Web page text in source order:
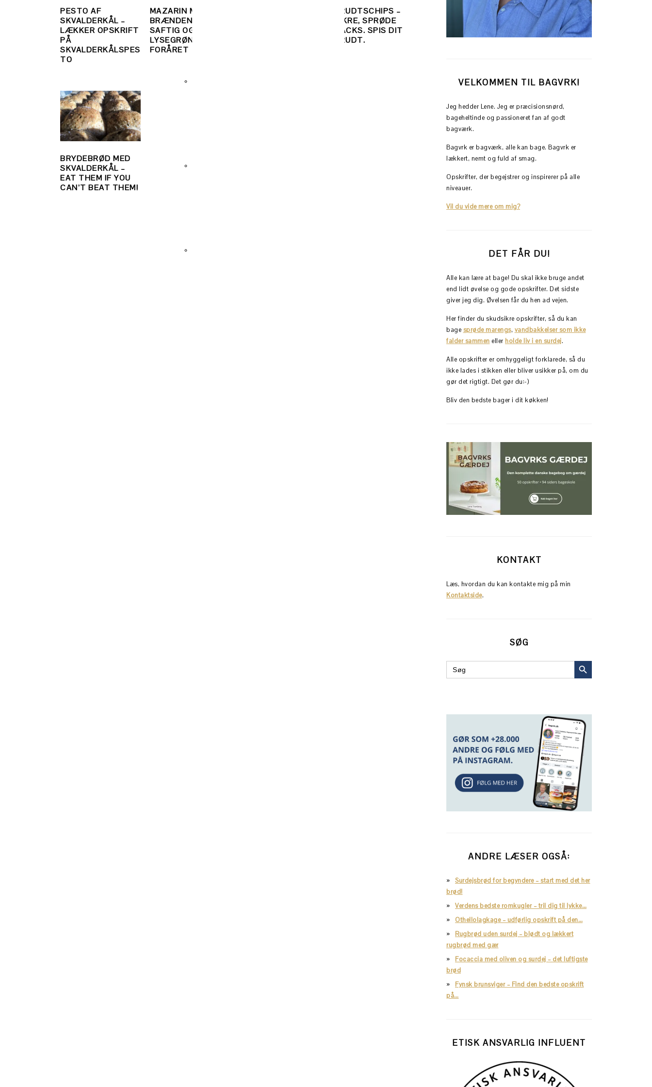
PESTO AF
SKVALDERKÅL –
LÆKKER OPSKRIFT
PÅ
SKVALDERKÅLSPES
TO
MAZARIN MED
BRÆNDENÆLDER –
SAFTIG OG
LYSEGRØN SOM
FORÅRET
UKRUDTSCHIPS –
LÆKRE, SPRØDE
SNACKS. SPIS DIT
UKRUDT.
BRYDEBRØD MED
SKVALDERKÅL –
EAT THEM IF YOU
CAN’T BEAT THEM!
VELKOMMEN TIL BAGVRK!
Jeg hedder Lene. Jeg er præcisionsnørd,
bageheltinde og passioneret fan af godt
bagværk.
Bagvrk er bagværk, alle kan bage. Bagvrk er
lækkert, nemt og fuld af smag.
Opskrifter, der begejstrer og inspirerer på alle
niveauer.
Vil du vide mere om mig?
DET FÅR DU!
Alle kan lære at bage! Du skal ikke bruge andet
end lidt øvelse og gode opskrifter. Det sidste
giver jeg dig. Øvelsen får du hen ad vejen.
Her finder du skudsikre opskrifter, så du kan
bage sprøde marengs, vandbakkelser som ikke
falder sammen eller holde liv i en surdej.
Alle opskrifter er omhyggeligt forklarede, så du
ikke lades i stikken eller bliver usikker på, om du
gør det rigtigt. Det gør du:-)
Bliv den bedste bager i dit køkken!
KONTAKT
Læs, hvordan du kan kontakte mig på min
Kontaktside.
SØG
Search
for:
SEARCH BUTTON
ANDRE LÆSER OGSÅ:
Surdejsbrød for begyndere – start med det her
brød!
Verdens bedste romkugler – tril dig til lykke…
Othellolagkage – udførlig opskrift på den…
Rugbrød uden surdej – blødt og lækkert
rugbrød med gær
Focaccia med oliven og surdej – det luftigste
brød
Fynsk brunsviger – Find den bedste opskrift
på…
ETISK ANSVARLIG INFLUENT